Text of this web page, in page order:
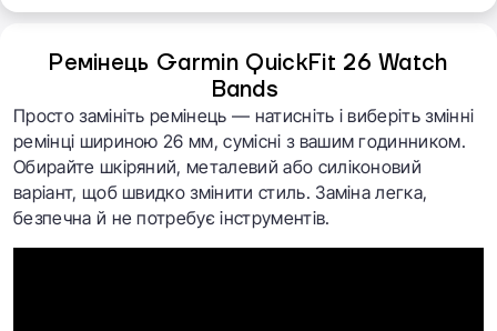
Ремінець Garmin QuickFit 26 Watch
Bands
Просто замініть ремінець — натисніть і виберіть змінні
ремінці шириною 26 мм, сумісні з вашим годинником.
Обирайте шкіряний, металевий або силіконовий
варіант, щоб швидко змінити стиль. Заміна легка,
безпечна й не потребує інструментів.